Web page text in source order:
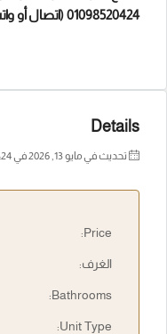
01098520424 (اتصال أو واتساب)
Details
تحديث في مايو 13, 2026 في 2:24 م
Price:
الغرف:
Bathrooms:
Unit Type: